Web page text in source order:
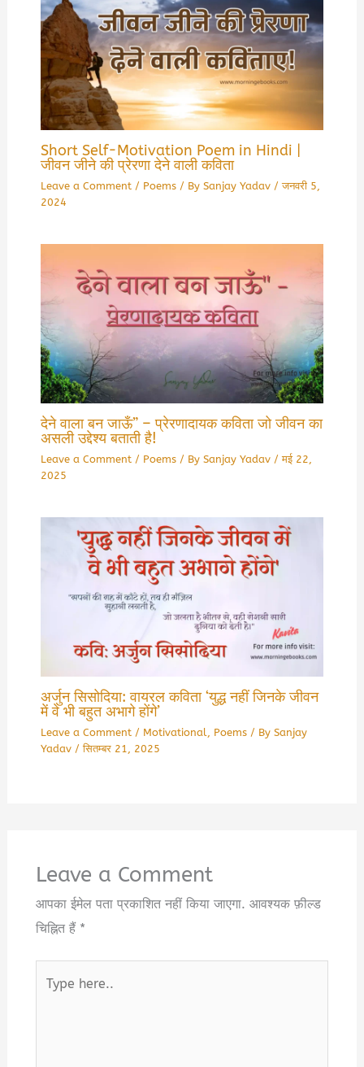
Short Self-Motivation Poem in Hindi |
जीवन जीने की प्रेरणा देने वाली कविता
Leave a Comment / Poems/ By Sanjay Yadav /जनवरी 5,
2024
देने वाला बन जाऊँ” – प्रेरणादायक कविता जो जीवन का
असली उद्देश्य बताती है!
Leave a Comment / Poems/ By Sanjay Yadav /मई 22,
2025
अर्जुन सिसोदिया: वायरल कविता ‘युद्ध नहीं जिनके जीवन
में वे भी बहुत अभागे होंगे’
Leave a Comment / Motivational Poems/ By Sanjay
Yadav /सितम्बर 21, 2025
Leave a Comment
आपका ईमेल पता प्रकाशित नहीं किया जाएगा. आवश्यक फ़ील्ड
चिह्नित हैं *
here..